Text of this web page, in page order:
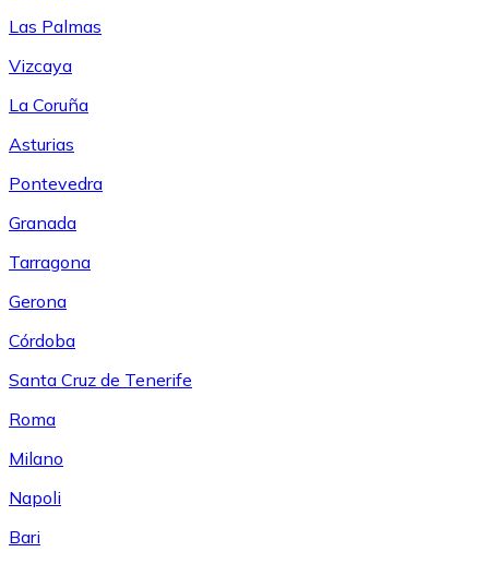
Las Palmas
Vizcaya
La Coruña
Asturias
Pontevedra
Granada
Tarragona
Gerona
Córdoba
Santa Cruz de Tenerife
Roma
Milano
Napoli
Bari